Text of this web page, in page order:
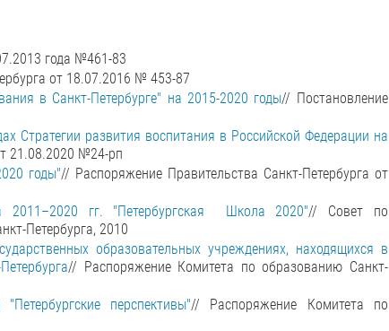
года №461-83
от 18.07.2016 № 453-87
в Санкт-Петербурге" на 2015-2020 годы// Постановление
Стратегии развития воспитания в Российской Федерации на
21.08.2020 №24-рп
годы"// Распоряжение Правительства Санкт-Петербурга от
2011–2020 гг. "Петербургская Школа 2020"// Совет по
Петербурга, 2010
образовательных учреждениях, находящихся в
// Распоряжение Комитета по образованию Санкт-
перспективы"// Распоряжение Комитета по